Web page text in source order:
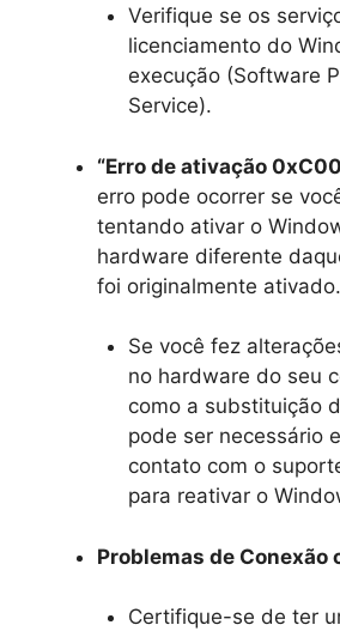
Verifique se os
licenciamento do
execução (Software
Service).
“Erro de ativação
erro pode ocorrer se
tentando ativar o
hardware diferente
foi originalmente ativado.
Se você fez
no hardware do seu
como a substituição
pode ser necessário
contato com o
para reativar o
Problemas de Conexão
Certifique-se de ter